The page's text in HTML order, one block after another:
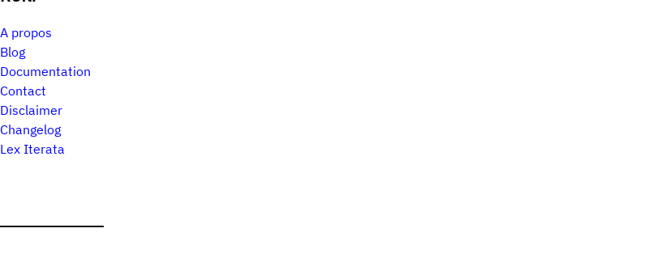
A propos
Blog
Documentation
Contact
Disclaimer
Changelog
Lex Iterata